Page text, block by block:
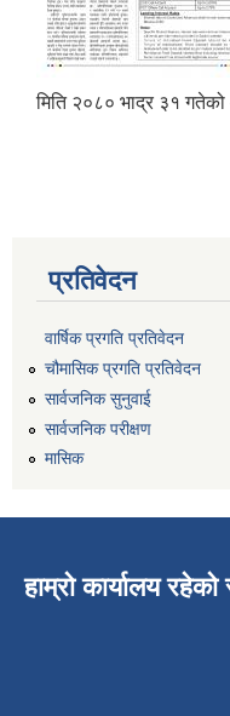
मिति २०८० भाद्र ३१ गतेको
प्रतिवेदन
वार्षिक प्रगति प्रतिवेदन
चौमासिक प्रगति प्रतिवेदन
सार्वजनिक सुनुवाई
सार्वजनिक परीक्षण
मासिक
हाम्रो कार्यालय